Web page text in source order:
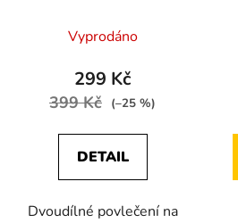
jednu postel
Vyprodáno
299 Kč
399 Kč (–25 %)
DETAIL
Dvoudílné povlečení na